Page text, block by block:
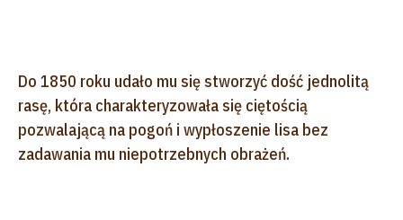
Do 1850 roku udało mu się stworzyć dość jednolitą
rasę, która charakteryzowała się ciętością
pozwalającą na pogoń i wypłoszenie lisa bez
zadawania mu niepotrzebnych obrażeń.